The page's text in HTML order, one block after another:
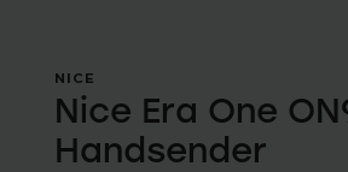
NICE
Nice Era One
Handsender